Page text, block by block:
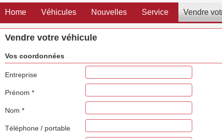
Home Véhicules Nouvelles Service Vendre
Vendre votre véhicule
Vos coordonnées
Entreprise
Prénom *
Nom *
Téléphone / portable